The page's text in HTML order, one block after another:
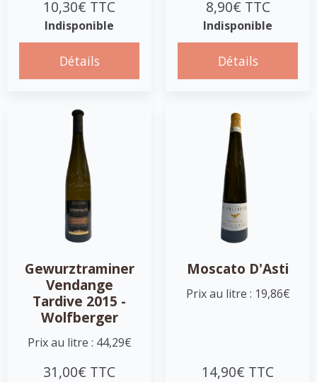
10,30€ TTC
Indisponible
Détails
8,90€ TTC
Indisponible
Détails
Gewurztraminer
Vendange
Tardive 2015 -
Wolfberger
Prix au litre : 44,29€
31,00€ TTC
Moscato D'Asti
Prix au litre : 19,86€
14,90€ TTC